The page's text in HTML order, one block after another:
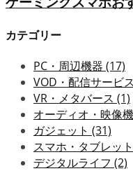
カテゴリー
PC・周辺機器 (17)
VOD・配信サービス
VR・メタバース (1)
オーディオ・映像
ガジェット (31)
スマホ・タブレット
デジタルライフ (2)